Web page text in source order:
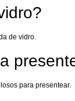
de vidro.
para presentear.